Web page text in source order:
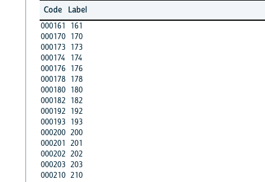
Code
Label
000161
161
000170 170
000173 173
000174 174
000176 176
000178 178
000180 180
000182 182
000192 192
000193 193
000200 200
000201 201
000202 202
000203 203
000210 210